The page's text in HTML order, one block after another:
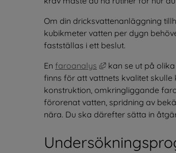
Om din dricksvattenanläggning
kubikmeter vatten per dygn
fastställas i ett beslut.
En faroanalys Länk till annan
kan se ut på
finns för att vattnets kvalitet
konstruktion, omkringliggande
förorenat vatten, spridning av
nära. Du ska därefter sätta in